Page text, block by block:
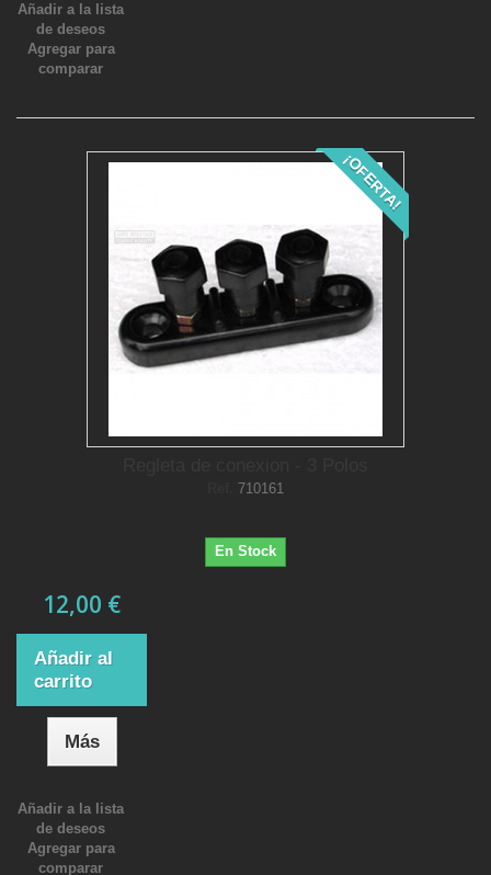
Añadir a la lista
de deseos
Agregar para
comparar
¡OFERTA!
710161
En Stock
12,00 €
Añadir al
carrito
Más
Añadir a la lista
de deseos
Agregar para
comparar